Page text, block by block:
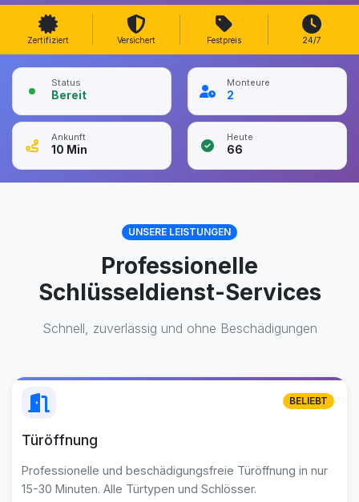
Zertifiziert Versichert Festpreis 24/7
Status
Bereit
Monteure
2
Ankunft
10 Min
Heute
66
UNSERE LEISTUNGEN
Professionelle
Schlüsseldienst-Services
Schnell, zuverlässig und ohne Beschädigungen
Türöffnung
Professionelle und beschädigungsfreie Türöffnung in nur
15-30 Minuten. Alle Türtypen und Schlösser.
BELIEBT